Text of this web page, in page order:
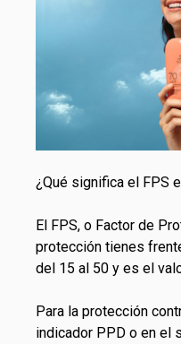
¿Qué significa el FPS
El FPS, o Factor de
protección tienes
del 15 al 50 y es el
Para la protección
indicador PPD o en el